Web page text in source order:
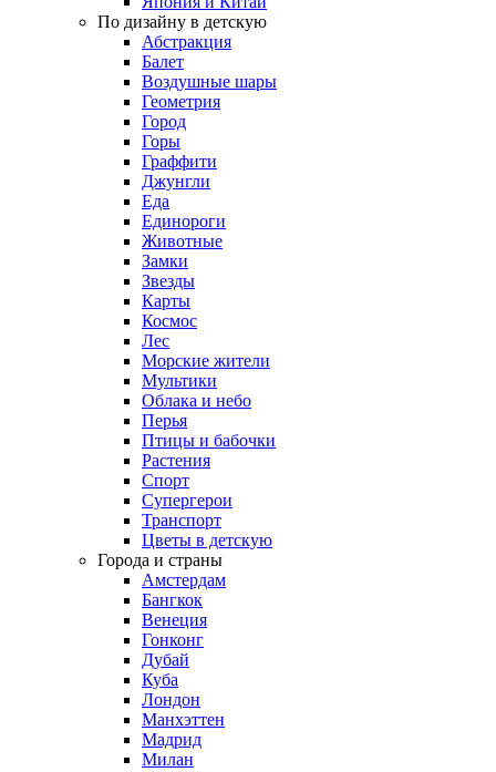
По дизайну в детскую
Абстракция
Балет
Воздушные шары
Геометрия
Город
Горы
Граффити
Джунгли
Еда
Единороги
Животные
Замки
Звезды
Карты
Космос
Лес
Морские жители
Мультики
Облака и небо
Перья
Птицы и бабочки
Растения
Спорт
Супергерои
Транспорт
Цветы в детскую
Города и страны
Амстердам
Бангкок
Венеция
Гонконг
Дубай
Куба
Лондон
Манхэттен
Мадрид
Милан